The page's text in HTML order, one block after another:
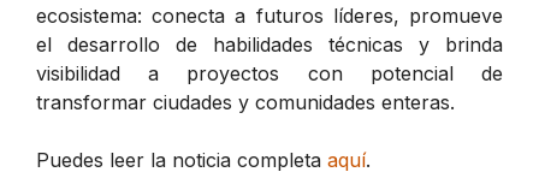
ecosistema: conecta a futuros líderes, promueve
el desarrollo de habilidades técnicas y brinda
visibilidad a proyectos con potencial de
transformar ciudades y comunidades enteras.
Puedes leer la noticia completa aquí.